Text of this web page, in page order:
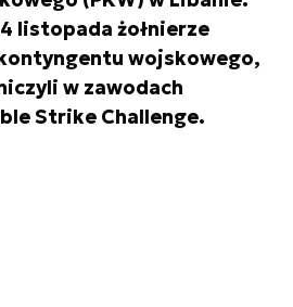
listopada żołnierze
wojskowego,
w zawodach
Strike Challenge.